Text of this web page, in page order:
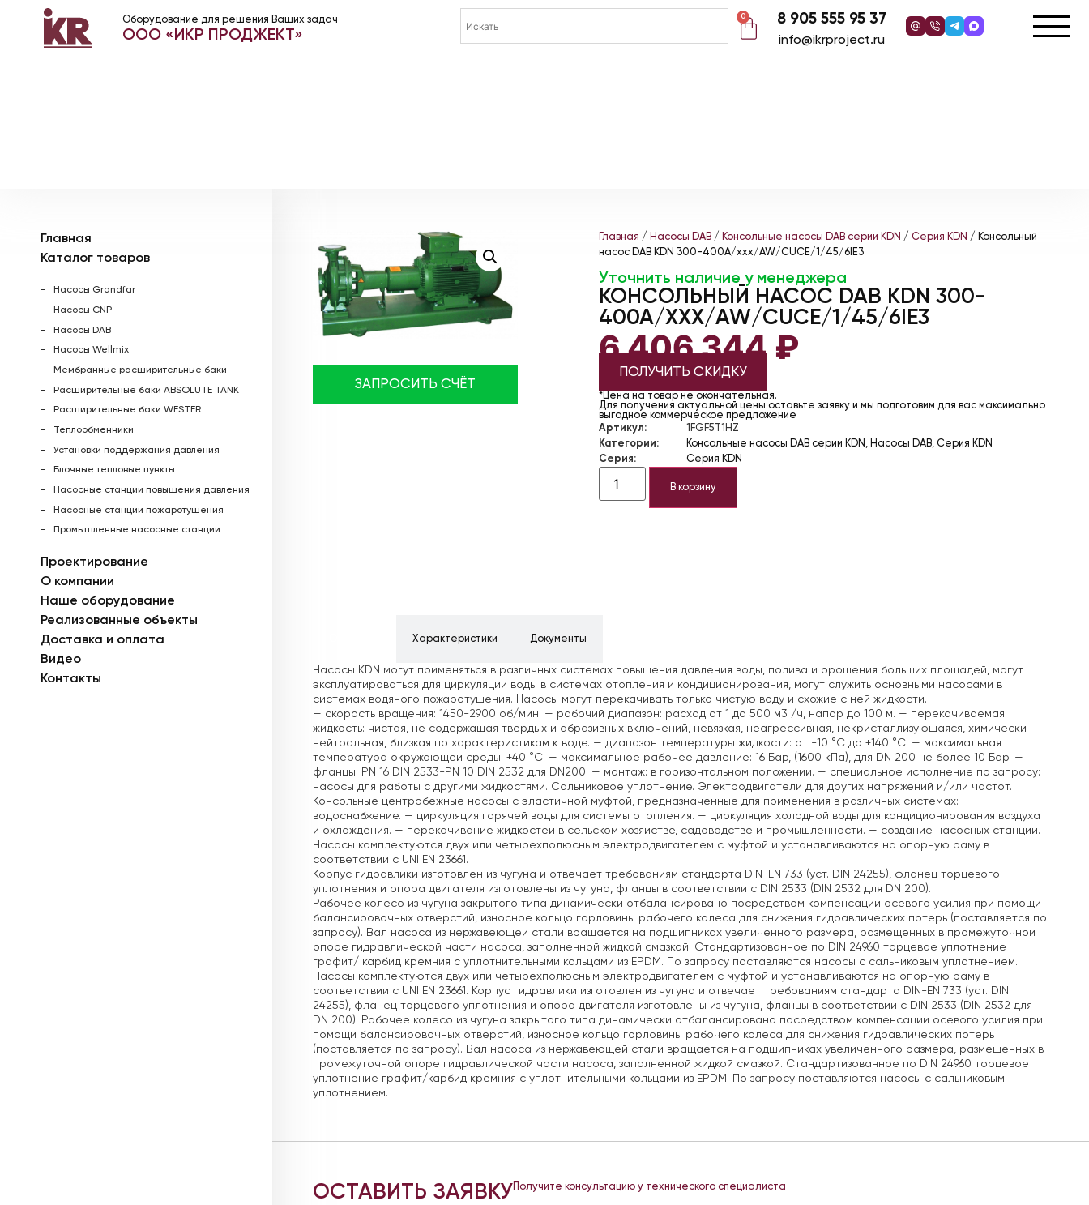
Оборудование для решения Ваших задач
ООО «ИКР ПРОДЖЕКТ»
0 8 905 555 95 37
info@ikrproject.ru
Главная
Каталог товаров
Насосы Grandfar
Насосы CNP
Насосы DAB
Насосы Wellmix
Мембранные расширительные баки
Расширительные баки ABSOLUTE TANK
Расширительные баки WESTER
Теплообменники
Установки поддержания давления
Блочные тепловые пункты
Насосные станции повышения давления
Насосные станции пожаротушения
Промышленные насосные станции
Проектирование
О компании
Наше оборудование
Реализованные объекты
Доставка и оплата
Видео
Контакты
ЗАПРОСИТЬ СЧЁТ
Главная / Насосы DAB/ Консольные насосы DAB серии KDN / Серия KDN / Консольный
насос DAB KDN 300-400A/xxx/AW/CUCE/1/45/6IE3
Уточнить наличие у менеджера
КОНСОЛЬНЫЙ НАСОС DAB KDN 300-
400A/XXX/AW/CUCE/1/45/6IE3
6 406 344 ₽
ПОЛУЧИТЬ СКИДКУ
*Цена на товар не окончательная.
Для получения актуальной цены оставьте заявку и мы подготовим для вас максимально
выгодное коммерческое предложение
Артикул:
1FGF5T1HZ
Категории:
Консольные насосы DAB серии KDN , Насосы DAB, Серия KDN
Серия:
Серия KDN
В корзину
Характеристики Документы
Насосы KDN могут применяться в различных системах повышения давления воды, полива и орошения больших площадей, могут
эксплуатироваться для циркуляции воды в системах отопления и кондиционирования, могут служить основными насосами в
системах водяного пожаротушения. Насосы могут перекачивать только чистую воду и схожие с ней жидкости.
— скорость вращения: 1450-2900 об/мин. — рабочий диапазон: расход от 1 до 500 м3 /ч, напор до 100 м. — перекачиваемая
жидкость: чистая, не содержащая твердых и абразивных включений, невязкая, неагрессивная, некристаллизующаяся, химически
нейтральная, близкая по характеристикам к воде. — диапазон температуры жидкости: от -10 °C до +140 °C. — максимальная
температура окружающей среды: +40 °C. — максимальное рабочее давление: 16 Бар, (1600 кПа), для DN 200 не более 10 Бар. —
фланцы: PN 16 DIN 2533-PN 10 DIN 2532 для DN200. — монтаж: в горизонтальном положении. — специальное исполнение по запросу:
насосы для работы с другими жидкостями. Сальниковое уплотнение. Электродвигатели для других напряжений и/или частот.
Консольные центробежные насосы с эластичной муфтой, предназначенные для применения в различных системах: —
водоснабжение. — циркуляция горячей воды для системы отопления. — циркуляция холодной воды для кондиционирования воздуха
и охлаждения. — перекачивание жидкостей в сельском хозяйстве, садоводстве и промышленности. — создание насосных станций.
Насосы комплектуются двух или четырехполюсным электродвигателем с муфтой и устанавливаются на опорную раму в
соответствии с UNI EN 23661.
Корпус гидравлики изготовлен из чугуна и отвечает требованиям стандарта DIN-EN 733 (уст. DIN 24255), фланец торцевого
уплотнения и опора двигателя изготовлены из чугуна, фланцы в соответствии с DIN 2533 (DIN 2532 для DN 200).
Рабочее колесо из чугуна закрытого типа динамически отбалансировано посредством компенсации осевого усилия при помощи
балансировочных отверстий, износное кольцо горловины рабочего колеса для снижения гидравлических потерь (поставляется по
запросу). Вал насоса из нержавеющей стали вращается на подшипниках увеличенного размера, размещенных в промежуточной
опоре гидравлической части насоса, заполненной жидкой смазкой. Стандартизованное по DIN 24960 торцевое уплотнение
графит/ карбид кремния с уплотнительными кольцами из EPDM. По запросу поставляются насосы с сальниковым уплотнением.
Насосы комплектуются двух или четырехполюсным электродвигателем с муфтой и устанавливаются на опорную раму в
соответствии с UNI EN 23661. Корпус гидравлики изготовлен из чугуна и отвечает требованиям стандарта DIN-EN 733 (уст. DIN
24255), фланец торцевого уплотнения и опора двигателя изготовлены из чугуна, фланцы в соответствии с DIN 2533 (DIN 2532 для
DN 200). Рабочее колесо из чугуна закрытого типа динамически отбалансировано посредством компенсации осевого усилия при
помощи балансировочных отверстий, износное кольцо горловины рабочего колеса для снижения гидравлических потерь
(поставляется по запросу). Вал насоса из нержавеющей стали вращается на подшипниках увеличенного размера, размещенных в
промежуточной опоре гидравлической части насоса, заполненной жидкой смазкой. Стандартизованное по DIN 24960 торцевое
уплотнение графит/карбид кремния с уплотнительными кольцами из EPDM. По запросу поставляются насосы с сальниковым
уплотнением.
ОСТАВИТЬ ЗАЯВКУ Получите консультацию у технического специалиста